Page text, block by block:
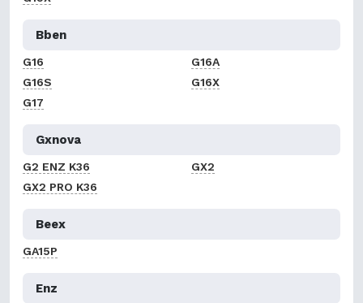
Bben
G16
G16A
G16S
G16X
G17
Gxnova
G2 ENZ K36
GX2
GX2 PRO K36
Beex
GA15P
Enz